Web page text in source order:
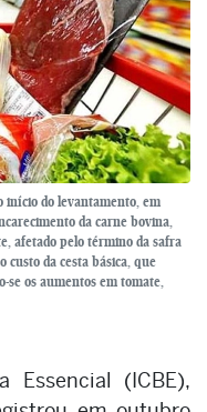
início do levantamento, em
da carne bovina,
afetado pelo término da safra
custo da cesta básica, que
se os aumentos em tomate,
Essencial (ICBE),